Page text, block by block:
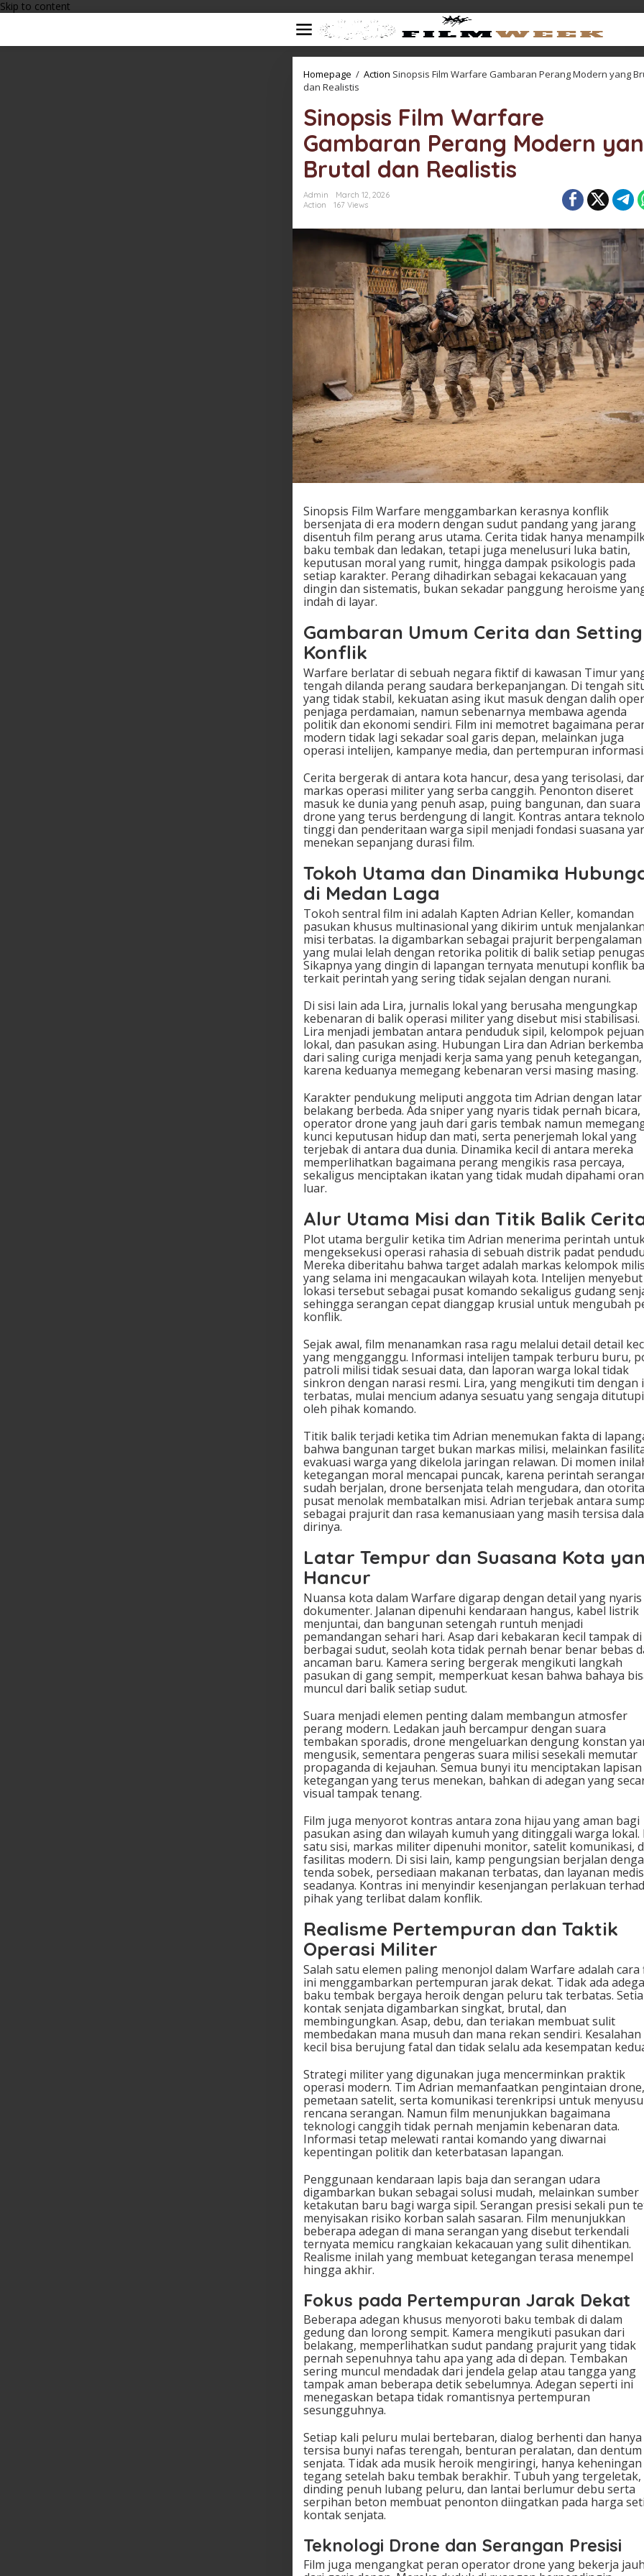
Skip to content
Homepage / Action Sinopsis Film Warfare Gambaran Perang Modern yang
dan Realistis
Sinopsis Film Warfare
Gambaran Perang Modern
Brutal dan Realistis
Admin
March 12, 2026
Action
167 Views
Sinopsis Film Warfare menggambarkan kerasnya konflik
bersenjata di era modern dengan sudut pandang yang jarang
disentuh film perang arus utama. Cerita tidak hanya
baku tembak dan ledakan, tetapi juga menelusuri luka batin,
keputusan moral yang rumit, hingga dampak psikologis pada
setiap karakter. Perang dihadirkan sebagai kekacauan yang
dingin dan sistematis, bukan sekadar panggung heroisme
indah di layar.
Gambaran Umum Cerita dan Setting
Konflik
Warfare berlatar di sebuah negara fiktif di kawasan Timur
tengah dilanda perang saudara berkepanjangan. Di tengah
yang tidak stabil, kekuatan asing ikut masuk dengan dalih
penjaga perdamaian, namun sebenarnya membawa agenda
politik dan ekonomi sendiri. Film ini memotret bagaimana
modern tidak lagi sekadar soal garis depan, melainkan juga
operasi intelijen, kampanye media, dan pertempuran informasi.
Cerita bergerak di antara kota hancur, desa yang terisolasi,
markas operasi militer yang serba canggih. Penonton diseret
masuk ke dunia yang penuh asap, puing bangunan, dan suara
drone yang terus berdengung di langit. Kontras antara
tinggi dan penderitaan warga sipil menjadi fondasi suasana
menekan sepanjang durasi film.
Tokoh Utama dan Dinamika
di Medan Laga
Tokoh sentral film ini adalah Kapten Adrian Keller, komandan
pasukan khusus multinasional yang dikirim untuk menjalankan
misi terbatas. Ia digambarkan sebagai prajurit berpengalaman
yang mulai lelah dengan retorika politik di balik setiap
Sikapnya yang dingin di lapangan ternyata menutupi konflik
terkait perintah yang sering tidak sejalan dengan nurani.
Di sisi lain ada Lira, jurnalis lokal yang berusaha mengungkap
kebenaran di balik operasi militer yang disebut misi stabilisasi.
Lira menjadi jembatan antara penduduk sipil, kelompok
lokal, dan pasukan asing. Hubungan Lira dan Adrian
dari saling curiga menjadi kerja sama yang penuh ketegangan,
karena keduanya memegang kebenaran versi masing masing.
Karakter pendukung meliputi anggota tim Adrian dengan latar
belakang berbeda. Ada sniper yang nyaris tidak pernah bicara,
operator drone yang jauh dari garis tembak namun
kunci keputusan hidup dan mati, serta penerjemah lokal yang
terjebak di antara dua dunia. Dinamika kecil di antara mereka
memperlihatkan bagaimana perang mengikis rasa percaya,
sekaligus menciptakan ikatan yang tidak mudah dipahami
luar.
Alur Utama Misi dan Titik Balik
Plot utama bergulir ketika tim Adrian menerima perintah
mengeksekusi operasi rahasia di sebuah distrik padat
Mereka diberitahu bahwa target adalah markas kelompok
yang selama ini mengacaukan wilayah kota. Intelijen menyebut
lokasi tersebut sebagai pusat komando sekaligus gudang
sehingga serangan cepat dianggap krusial untuk mengubah
konflik.
Sejak awal, film menanamkan rasa ragu melalui detail detail
yang mengganggu. Informasi intelijen tampak terburu buru,
patroli milisi tidak sesuai data, dan laporan warga lokal tidak
sinkron dengan narasi resmi. Lira, yang mengikuti tim dengan
terbatas, mulai mencium adanya sesuatu yang sengaja ditutupi
oleh pihak komando.
Titik balik terjadi ketika tim Adrian menemukan fakta di
bahwa bangunan target bukan markas milisi, melainkan
evakuasi warga yang dikelola jaringan relawan. Di momen
ketegangan moral mencapai puncak, karena perintah
sudah berjalan, drone bersenjata telah mengudara, dan
pusat menolak membatalkan misi. Adrian terjebak antara
sebagai prajurit dan rasa kemanusiaan yang masih tersisa
dirinya.
Latar Tempur dan Suasana Kota
Hancur
Nuansa kota dalam Warfare digarap dengan detail yang nyaris
dokumenter. Jalanan dipenuhi kendaraan hangus, kabel listrik
menjuntai, dan bangunan setengah runtuh menjadi
pemandangan sehari hari. Asap dari kebakaran kecil tampak di
berbagai sudut, seolah kota tidak pernah benar benar bebas
ancaman baru. Kamera sering bergerak mengikuti langkah
pasukan di gang sempit, memperkuat kesan bahwa bahaya
muncul dari balik setiap sudut.
Suara menjadi elemen penting dalam membangun atmosfer
perang modern. Ledakan jauh bercampur dengan suara
tembakan sporadis, drone mengeluarkan dengung konstan
mengusik, sementara pengeras suara milisi sesekali memutar
propaganda di kejauhan. Semua bunyi itu menciptakan lapisan
ketegangan yang terus menekan, bahkan di adegan yang
visual tampak tenang.
Film juga menyorot kontras antara zona hijau yang aman bagi
pasukan asing dan wilayah kumuh yang ditinggali warga lokal.
satu sisi, markas militer dipenuhi monitor, satelit komunikasi,
fasilitas modern. Di sisi lain, kamp pengungsian berjalan
tenda sobek, persediaan makanan terbatas, dan layanan medis
seadanya. Kontras ini menyindir kesenjangan perlakuan
pihak yang terlibat dalam konflik.
Realisme Pertempuran dan Taktik
Operasi Militer
Salah satu elemen paling menonjol dalam Warfare adalah cara
ini menggambarkan pertempuran jarak dekat. Tidak ada
baku tembak bergaya heroik dengan peluru tak terbatas.
kontak senjata digambarkan singkat, brutal, dan
membingungkan. Asap, debu, dan teriakan membuat sulit
membedakan mana musuh dan mana rekan sendiri. Kesalahan
kecil bisa berujung fatal dan tidak selalu ada kesempatan
Strategi militer yang digunakan juga mencerminkan praktik
operasi modern. Tim Adrian memanfaatkan pengintaian drone,
pemetaan satelit, serta komunikasi terenkripsi untuk
rencana serangan. Namun film menunjukkan bagaimana
teknologi canggih tidak pernah menjamin kebenaran data.
Informasi tetap melewati rantai komando yang diwarnai
kepentingan politik dan keterbatasan lapangan.
Penggunaan kendaraan lapis baja dan serangan udara
digambarkan bukan sebagai solusi mudah, melainkan sumber
ketakutan baru bagi warga sipil. Serangan presisi sekali pun
menyisakan risiko korban salah sasaran. Film menunjukkan
beberapa adegan di mana serangan yang disebut terkendali
ternyata memicu rangkaian kekacauan yang sulit dihentikan.
Realisme inilah yang membuat ketegangan terasa menempel
hingga akhir.
Fokus pada Pertempuran Jarak Dekat
Beberapa adegan khusus menyoroti baku tembak di dalam
gedung dan lorong sempit. Kamera mengikuti pasukan dari
belakang, memperlihatkan sudut pandang prajurit yang tidak
pernah sepenuhnya tahu apa yang ada di depan. Tembakan
sering muncul mendadak dari jendela gelap atau tangga yang
tampak aman beberapa detik sebelumnya. Adegan seperti ini
menegaskan betapa tidak romantisnya pertempuran
sesungguhnya.
Setiap kali peluru mulai bertebaran, dialog berhenti dan hanya
tersisa bunyi nafas terengah, benturan peralatan, dan dentum
senjata. Tidak ada musik heroik mengiringi, hanya keheningan
tegang setelah baku tembak berakhir. Tubuh yang tergeletak,
dinding penuh lubang peluru, dan lantai berlumur debu serta
serpihan beton membuat penonton diingatkan pada harga
kontak senjata.
Teknologi Drone dan Serangan Presisi
Film juga mengangkat peran operator drone yang bekerja jauh